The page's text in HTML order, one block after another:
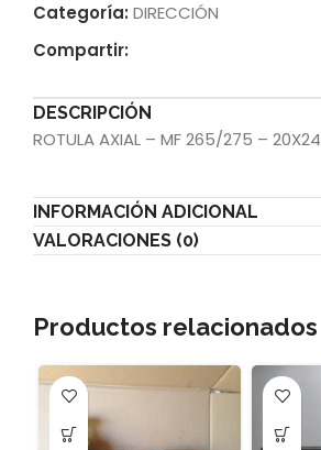
Categoría: DIRECCIÓN
Compartir:
DESCRIPCIÓN
ROTULA AXIAL – MF 265/275 – 20X24
INFORMACIÓN ADICIONAL
VALORACIONES (0)
Productos relacionados